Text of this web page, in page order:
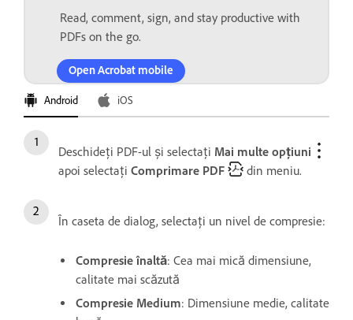
Read, comment, sign, and stay productive with
PDFs on the go.
Open Acrobat mobile
Android iOS
Deschideți PDF-ul și selectați Mai multe opțiuni
apoi selectați Comprimare PDF din meniu.
În caseta de dialog, selectați un nivel de compresie:
Compresie înaltă: Cea mai mică dimensiune,
calitate mai scăzută
Compresie Medium: Dimensiune medie, calitate